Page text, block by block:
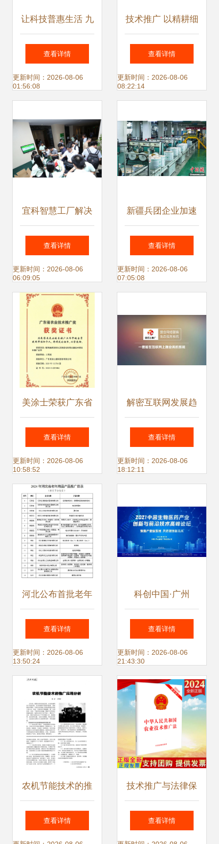
让科技普惠生活 九
号公司亮相CES
2024，全矩阵产品
查看详情
更新时间：2026-08-06
01:56:08
技术推广 以精耕细
作驱动关键词价值
增长
查看详情
更新时间：2026-08-06
08:22:14
宜科智慧工厂解决
方案推广活动无锡
站圆满落幕 技术引
领新制造时代
查看详情
更新时间：2026-08-06
06:09:05
新疆兵团企业加速
忙生产 节水技术全
球推广超1亿亩
查看详情
更新时间：2026-08-06
07:05:08
美涂士荣获广东省
农业技术推广二等
奖 科技引领绿色农
业新发展
查看详情
更新时间：2026-08-06
10:58:52
解密互联网发展趋
势 以技术推广打开
全网营销新格局
查看详情
更新时间：2026-08-06
18:12:11
河北公布首批老年
用品推广目录，33
项产品引领银发经
济创新发展
查看详情
更新时间：2026-08-06
13:50:24
科创中国·广州
2021创交会 聚焦
生物医药创新前
沿，共绘产业技术
新蓝图
查看详情
更新时间：2026-08-06
21:43:30
农机节能技术的推
广应用分析——技
查看详情
技术推广与法律保
障 论《1993年中
查看详情